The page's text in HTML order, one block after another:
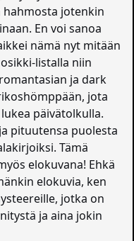
jotenkin
En voi sanoa
nämä nyt mitään
listalla niin
ja dark
jota
päivätolkulla.
pituutensa puolesta
Tämä
elokuvana! Ehkä
elokuvia, ken
jotka on
ja aina jokin